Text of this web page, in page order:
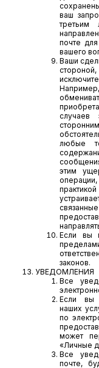
ваш
почте
вашего
Ваши
случаев
любые
этим
Если вы
законов.
УВЕДОМЛЕНИЯ
Все
Если вы
наших
по
может
«Личные
Все
почте,